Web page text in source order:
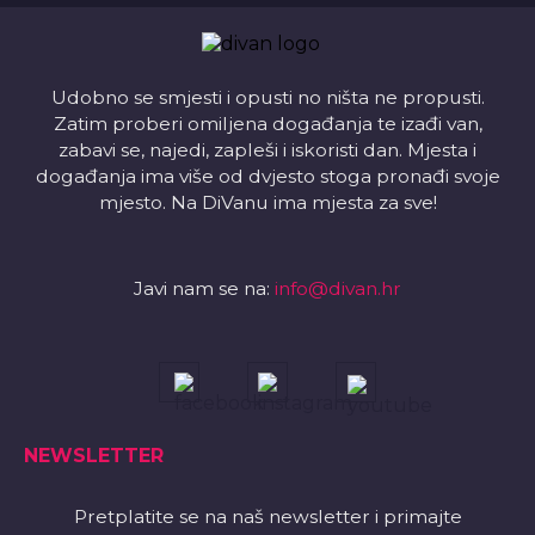
Udobno se smjesti i opusti no ništa ne propusti.
Zatim proberi omiljena događanja te izađi van,
zabavi se, najedi, zapleši i iskoristi dan. Mjesta i
događanja ima više od dvjesto stoga pronađi svoje
mjesto. Na DiVanu ima mjesta za sve!
Javi nam se na: info@divan.hr
NEWSLETTER
Pretplatite se na naš newsletter i primajte